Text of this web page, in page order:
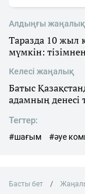
Алдыңғы жаңалық
Таразда 10 жыл
мүмкін:
Келесі жаңалық
Батыс
адамның денесі
Тегтер:
#шағым #әуе
Басты бет